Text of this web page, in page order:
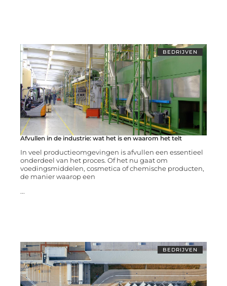
BEDRIJVEN
Afvullen in de industrie: wat het is en waarom het telt
In veel productieomgevingen is afvullen een essentieel
onderdeel van het proces. Of het nu gaat om
voedingsmiddelen, cosmetica of chemische producten,
de manier waarop een
...
BEDRIJVEN